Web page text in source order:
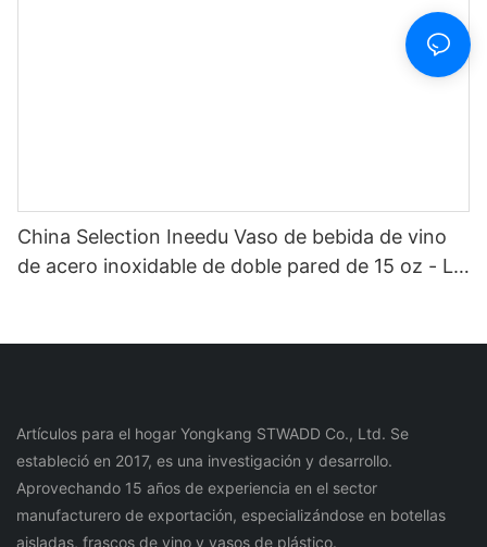
China Selection Ineedu Vaso de bebida de vino
de acero inoxidable de doble pared de 15 oz - La
Artículos para el hogar Yongkang STWADD Co., Ltd. Se
estableció en 2017, es una investigación y desarrollo.
Aprovechando 15 años de experiencia en el sector
manufacturero de exportación, especializándose en botellas
aisladas, frascos de vino y vasos de plástico.